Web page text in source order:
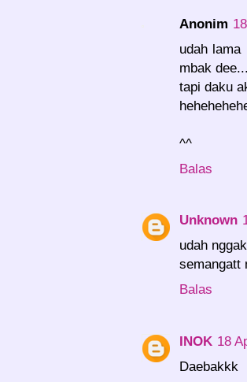
Anonim
udah
mbak
tapi daku
^^
Balas
Unknown
udah
semangatt
Balas
INOK 18
Daebakkk